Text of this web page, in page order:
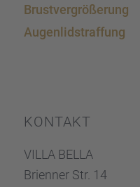
Brust­ver­grö­ße­rung
Augen­lid­s­traf­fung
KONTAKT
VILLA BELLA
Brien­ner Str. 14